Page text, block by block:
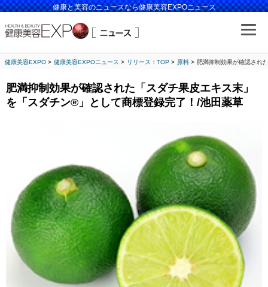
健康と美容のニュースなら健康美容EXPOニュース
健康美容EXPO 健康美容EXPOニュース リリース：TOP 原料 肥満抑制効果が確認され
肥満抑制効果が確認された「スダチ果皮エキス末」
を「スダチン®」として商標登録完了！/池田薬草